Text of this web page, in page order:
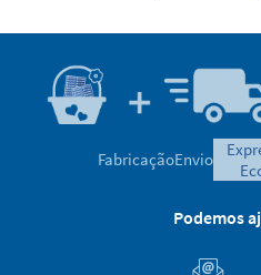
FabricaçãoEnvio
Podemos